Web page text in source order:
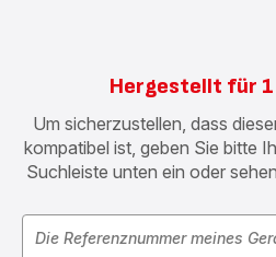
Hergestellt für
Um sicherzustellen, dass
kompatibel ist, geben Sie bitte
Suchleiste unten ein oder